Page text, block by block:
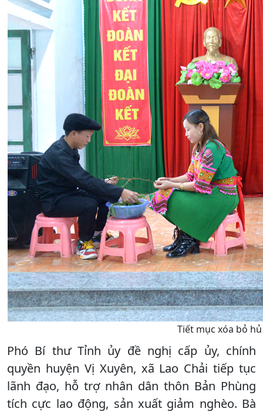
Tiết mục xóa bỏ
Phó Bí thư Tỉnh ủy đề nghị cấp ủy, chính
quyền huyện Vị Xuyên, xã Lao Chải tiếp tục
lãnh đạo, hỗ trợ nhân dân thôn Bản Phùng
tích cực lao động, sản xuất giảm nghèo. Bà